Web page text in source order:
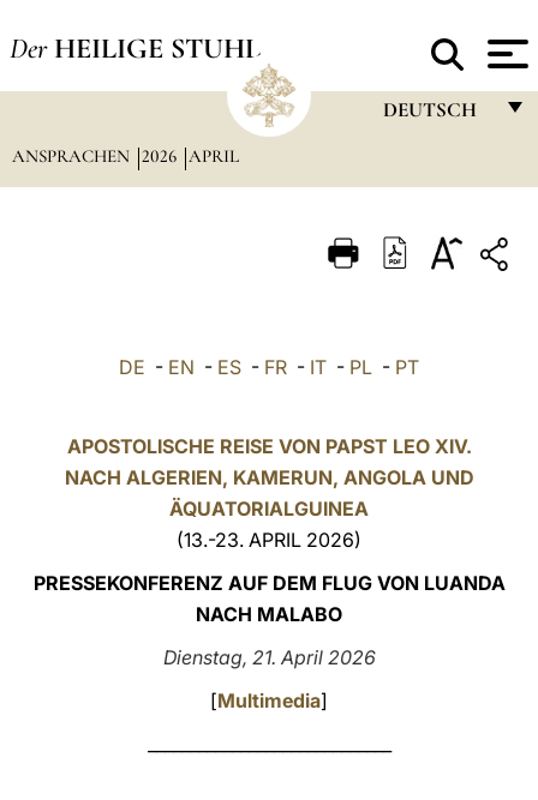
Der HEILIGE STUHL
DEUTSCH
ITALIANO
POLSKI
العربيّة
LATINE
ANSPRACHEN 2026 APRIL
DE - EN - ES - FR - IT - PL - PT
APOSTOLISCHE REISE VON PAPST LEO XIV.
NACH ALGERIEN, KAMERUN, ANGOLA UND
ÄQUATORIALGUINEA
(13.-23. APRIL 2026)
PRESSEKONFERENZ AUF DEM FLUG VON LUANDA
NACH MALABO
Dienstag, 21. April 2026
[Multimedia]